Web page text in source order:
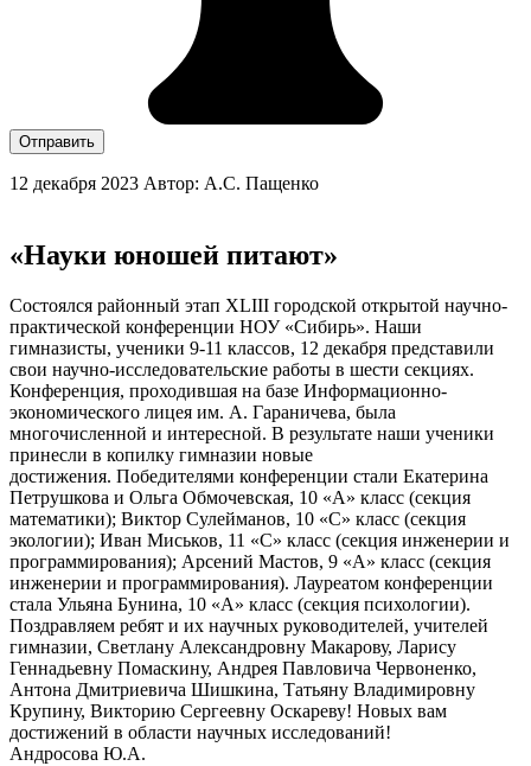
Отправить
12 декабря 2023 Автор: А.С. Пащенко
«Науки юношей питают»
Состоялся районный этап XLIII городской открытой научно-
практической конференции НОУ «Сибирь». Наши
гимназисты, ученики 9-11 классов, 12 декабря представили
свои научно-исследовательские работы в шести секциях.
Конференция, проходившая на базе Информационно-
экономического лицея им. А. Гараничева, была
многочисленной и интересной. В результате наши ученики
принесли в копилку гимназии новые
достижения. Победителями конференции стали Екатерина
Петрушкова и Ольга Обмочевская, 10 «А» класс (секция
математики); Виктор Сулейманов, 10 «С» класс (секция
экологии); Иван Миськов, 11 «С» класс (секция инженерии и
программирования); Арсений Мастов, 9 «А» класс (секция
инженерии и программирования). Лауреатом конференции
стала Ульяна Бунина, 10 «А» класс (секция психологии).
Поздравляем ребят и их научных руководителей, учителей
гимназии, Светлану Александровну Макарову, Ларису
Геннадьевну Помаскину, Андрея Павловича Червоненко,
Антона Дмитриевича Шишкина, Татьяну Владимировну
Крупину, Викторию Сергеевну Оскареву! Новых вам
достижений в области научных исследований!
Андросова Ю.А.